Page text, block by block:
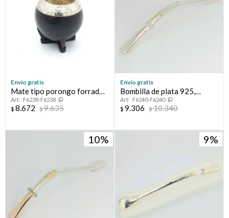
Envío gratis
Mate tipo porongo forrado
en cuero con virola de plata.
F6238-F6238
$ 8.672 $9.635
Envío gratis
Bombilla de plata 925,
modelo CRIOLLA.
F6240-F6240
$ 9.306 $10.340
10 9